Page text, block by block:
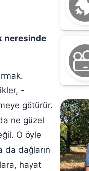
neresinde
-
götürür.
ne güzel
O öyle
da dağların
hayat
Yeni